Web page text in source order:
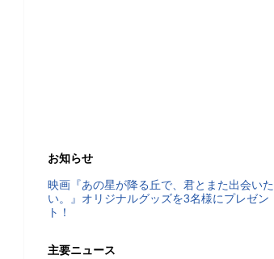
お知らせ
映画『あの星が降る丘で、君とまた出会いた
い。』オリジナルグッズを3名様にプレゼン
ト！
主要ニュース